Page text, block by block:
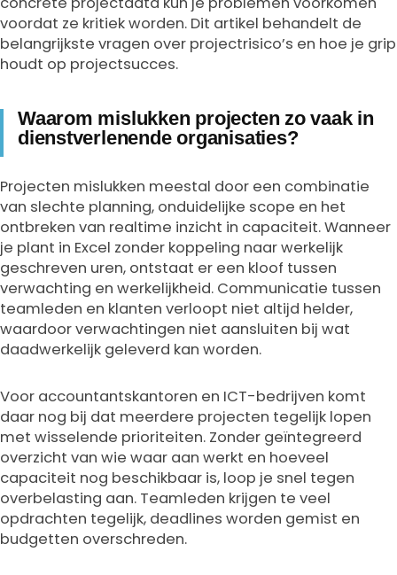
voordat ze kritiek worden. Dit artikel behandelt de
belangrijkste vragen over projectrisico’s en hoe je grip
houdt op projectsucces.
Waarom mislukken projecten zo vaak in
dienstverlenende organisaties?
Projecten mislukken meestal door een combinatie
van slechte planning, onduidelijke scope en het
ontbreken van realtime inzicht in capaciteit. Wanneer
je plant in Excel zonder koppeling naar werkelijk
geschreven uren, ontstaat er een kloof tussen
verwachting en werkelijkheid. Communicatie tussen
teamleden en klanten verloopt niet altijd helder,
waardoor verwachtingen niet aansluiten bij wat
daadwerkelijk geleverd kan worden.
Voor accountantskantoren en ICT-bedrijven komt
daar nog bij dat meerdere projecten tegelijk lopen
met wisselende prioriteiten. Zonder geïntegreerd
overzicht van wie waar aan werkt en hoeveel
capaciteit nog beschikbaar is, loop je snel tegen
overbelasting aan. Teamleden krijgen te veel
opdrachten tegelijk, deadlines worden gemist en
budgetten overschreden.